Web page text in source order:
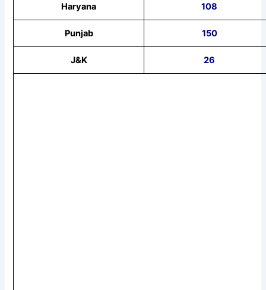
Haryana 108
Punjab 150
J&K 26